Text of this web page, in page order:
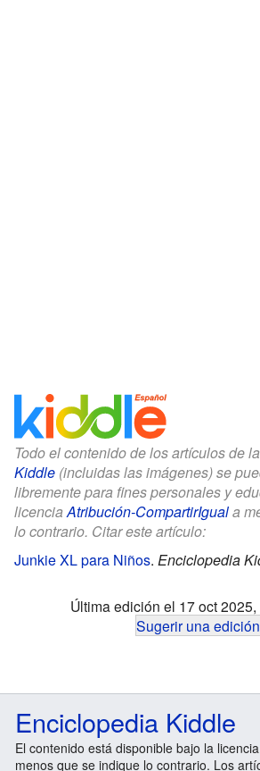
Todo el contenido de los artículos de la
Kiddle (incluidas las imágenes) se
libremente para fines personales y
licenciaAtribución-CompartirIguala
lo contrario. Citar este artículo:
Junkie XL para Niños. Enciclopedia
Última edición el 17 oct
Sugerir una edición
Enciclopedia Kiddle
El contenido está disponible bajo la licencia
menos que se indique lo contrario. Los